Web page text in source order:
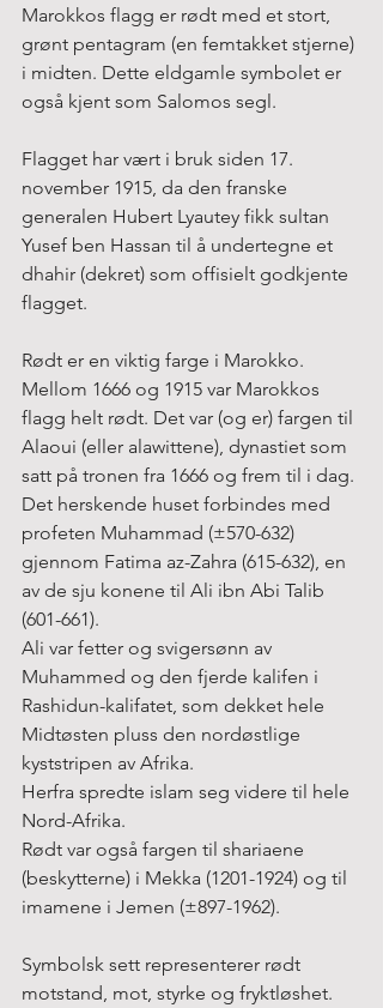
Marokkos flagg er rødt med et stort,
grønt pentagram (en femtakket stjerne)
i midten. Dette eldgamle symbolet er
også kjent som Salomos segl.
Flagget har vært i bruk siden 17.
november 1915, da den franske
generalen Hubert Lyautey fikk sultan
Yusef ben Hassan til å undertegne et
dhahir (dekret) som offisielt godkjente
flagget.
Rødt er en viktig farge i Marokko.
Mellom 1666 og 1915 var Marokkos
flagg helt rødt. Det var (og er) fargen til
Alaoui (eller alawittene), dynastiet som
satt på tronen fra 1666 og frem til i dag.
Det herskende huset forbindes med
profeten Muhammad (±570-632)
gjennom Fatima az-Zahra (615-632), en
av de sju konene til Ali ibn Abi Talib
(601-661).
Ali var fetter og svigersønn av
Muhammed og den fjerde kalifen i
Rashidun-kalifatet, som dekket hele
Midtøsten pluss den nordøstlige
kyststripen av Afrika.
Herfra spredte islam seg videre til hele
Nord-Afrika.
Rødt var også fargen til shariaene
(beskytterne) i Mekka (1201-1924) og til
imamene i Jemen (±897-1962).
Symbolsk sett representerer rødt
motstand, mot, styrke og fryktløshet.